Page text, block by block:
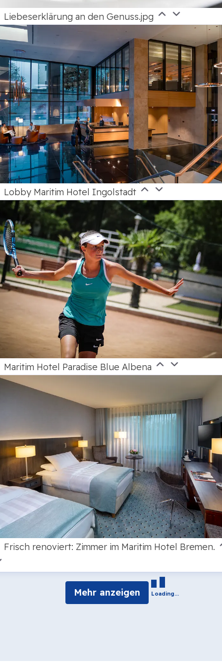
Liebeserklärung an den Genuss.jpg
Lobby Maritim Hotel Ingolstadt
Maritim Hotel Paradise Blue Albena
Frisch renoviert: Zimmer im Maritim Hotel Bremen.
Mehr anzeigen Loading...